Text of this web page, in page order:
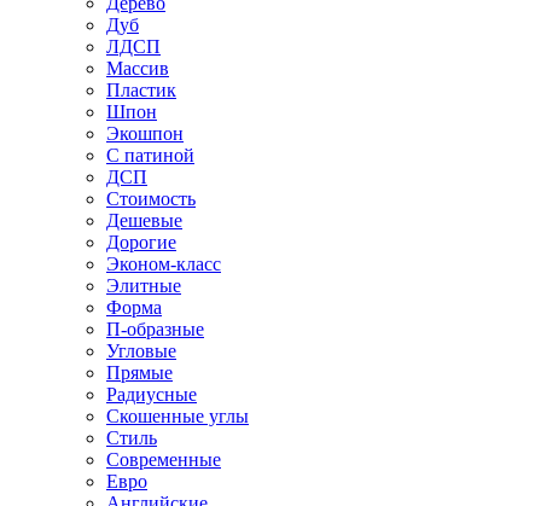
Дуб
ЛДСП
Массив
Пластик
Шпон
Экошпон
С патиной
ДСП
Стоимость
Дешевые
Дорогие
Эконом-класс
Элитные
Форма
П-образные
Угловые
Прямые
Радиусные
Скошенные углы
Стиль
Современные
Евро